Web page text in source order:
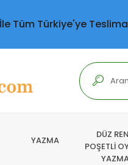
Tüm Türkiye'ye
YAZMA
DÜZ
POŞETLİ